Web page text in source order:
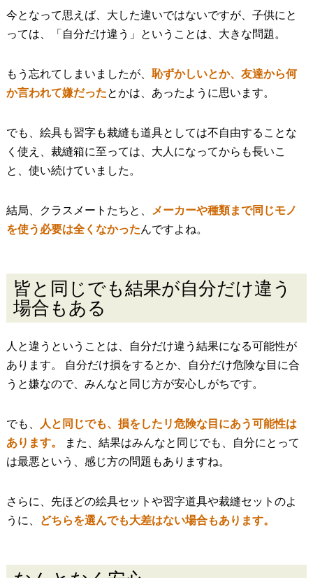
今となって思えば、大した違いではないですが、子供にと
っては、「自分だけ違う」ということは、大きな問題。
もう忘れてしまいましたが、 恥ずかしいとか、友達から何
か言われて嫌だったとかは、あったように思います。
でも、絵具も習字も裁縫も道具としては不自由することな
く使え、裁縫箱に至っては、大人になってからも長いこ
と、使い続けていました。
結局、クラスメートたちと、
メーカーや種類まで同じモノ
を使う必要は全くなかったんですよね。
皆と同じでも結果が自分だけ違う
場合もある
人と違うということは、自分だけ違う結果になる可能性が
あります。 自分だけ損をするとか、自分だけ危険な目に合
うと嫌なので、みんなと同じ方が安心しがちです。
でも、
人と同じでも、損をしたリ危険な目にあう可能性は
あります。
また、結果はみんなと同じでも、自分にとって
は最悪という、感じ方の問題もありますね。
さらに、先ほどの絵具セットや習字道具や裁縫セットのよ
うに、
どちらを選んでも大差はない場合もあります。